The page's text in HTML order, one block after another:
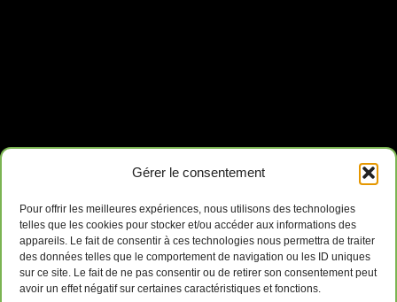
Gérer le consentement
Pour offrir les meilleures expériences, nous utilisons des technologies
telles que les cookies pour stocker et/ou accéder aux informations des
appareils. Le fait de consentir à ces technologies nous permettra de traiter
des données telles que le comportement de navigation ou les ID uniques
sur ce site. Le fait de ne pas consentir ou de retirer son consentement peut
avoir un effet négatif sur certaines caractéristiques et fonctions.